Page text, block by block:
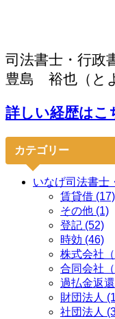
司法書士・行政
豊島 裕也（と
詳しい経歴はこ
カテゴリー
いなげ司法書士
賃貸借 (17)
その他 (1)
登記 (52)
時効 (46)
株式会社
合同会社
過払金返
財団法人
社団法人